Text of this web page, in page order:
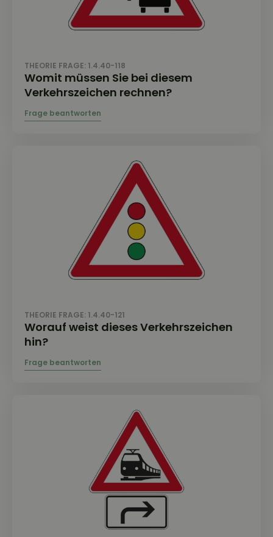
THEORIE FRAGE: 1.4.40-118
Womit müssen Sie bei diesem
Verkehrszeichen rechnen?
THEORIE FRAGE: 1.4.40-121
Worauf weist dieses Verkehrszeichen
hin?